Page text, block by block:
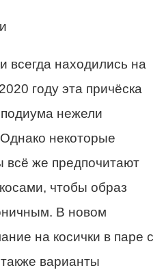
всегда находились на
году эта причёска
нежели
некоторые
всё же предпочитают
чтобы образ
В новом
на косички в паре с
варианты